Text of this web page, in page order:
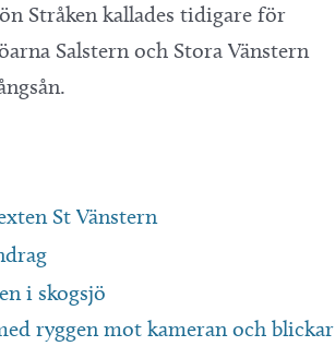
Stråken kallades tidigare för
Salstern och Stora Vänstern